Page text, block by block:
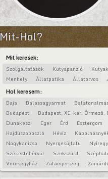
Mit-Hol?
Mit keresek:
Szolgáltatások Kutyapanzió
Menhely
Állatpatika Állatorvos
Hol keresem:
Baja Balassagyarmat
Budapest
Budapest, XI. ker. Őrmező,
Dunakeszi
Eger Érd Esztergom
Hajdúszoboszló
Hévíz
Nagykanizsa
Nyergesújfalu
Székesfehérvár
Szekszárd
Veresegyház
Zalaegerszeg Zamárdi